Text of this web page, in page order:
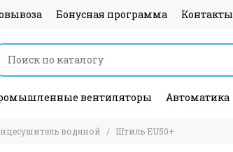
Бонусная программа Контакты
вентиляторы Автоматика
водяной Штиль EU50+